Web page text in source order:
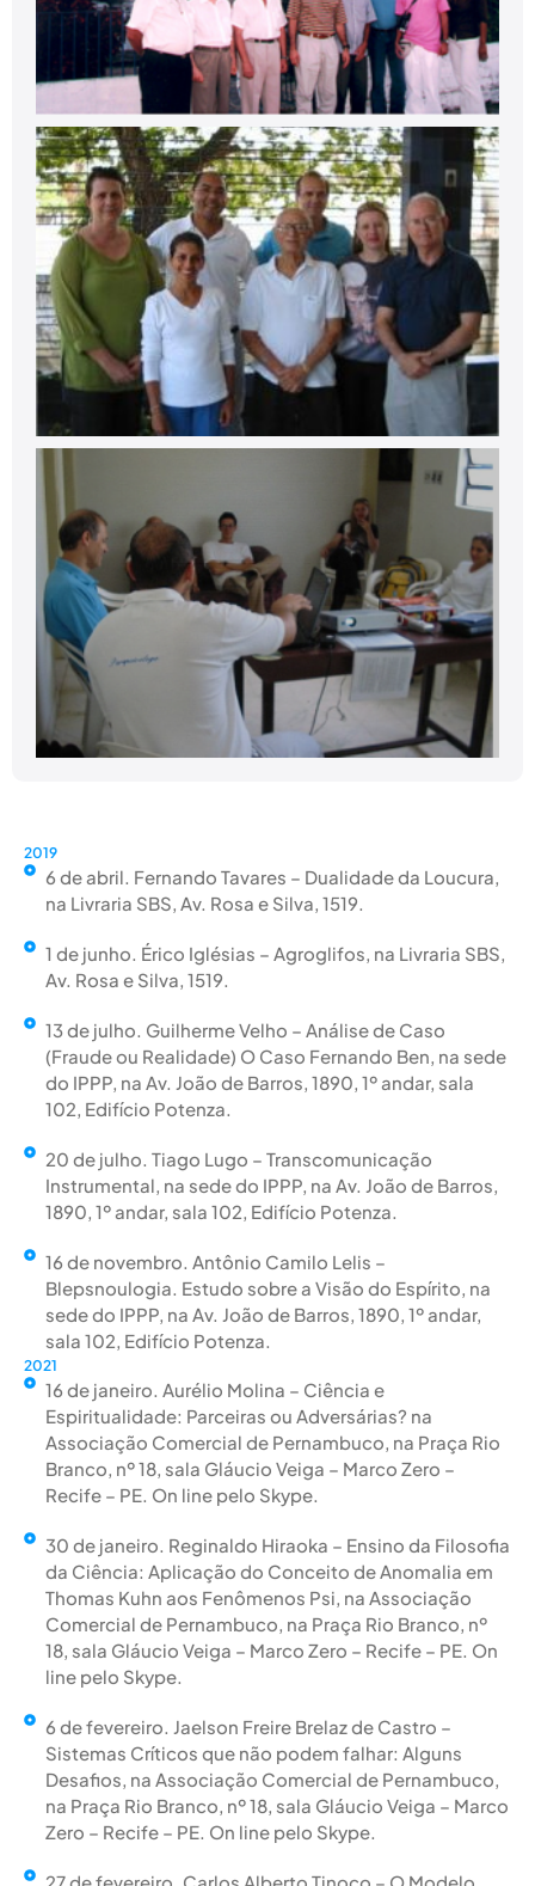
2019
6 de abril. Fernando Tavares – Dualidade da Loucura,
na Livraria SBS, Av. Rosa e Silva, 1519.
1 de junho. Érico Iglésias – Agroglifos, na Livraria SBS,
Av. Rosa e Silva, 1519.
13 de julho. Guilherme Velho – Análise de Caso
(Fraude ou Realidade) O Caso Fernando Ben, na sede
do IPPP, na Av. João de Barros, 1890, 1º andar, sala
102, Edifício Potenza.
20 de julho. Tiago Lugo – Transcomunicação
Instrumental, na sede do IPPP, na Av. João de Barros,
1890, 1º andar, sala 102, Edifício Potenza.
16 de novembro. Antônio Camilo Lelis –
Blepsnoulogia. Estudo sobre a Visão do Espírito, na
sede do IPPP, na Av. João de Barros, 1890, 1º andar,
sala 102, Edifício Potenza.
2021
16 de janeiro. Aurélio Molina – Ciência e
Espiritualidade: Parceiras ou Adversárias? na
Associação Comercial de Pernambuco, na Praça Rio
Branco, nº 18, sala Gláucio Veiga – Marco Zero –
Recife – PE. On line pelo Skype.
30 de janeiro. Reginaldo Hiraoka – Ensino da Filosofia
da Ciência: Aplicação do Conceito de Anomalia em
Thomas Kuhn aos Fenômenos Psi, na Associação
Comercial de Pernambuco, na Praça Rio Branco, nº
18, sala Gláucio Veiga – Marco Zero – Recife – PE. On
line pelo Skype.
6 de fevereiro. Jaelson Freire Brelaz de Castro –
Sistemas Críticos que não podem falhar: Alguns
Desafios, na Associação Comercial de Pernambuco,
na Praça Rio Branco, nº 18, sala Gláucio Veiga – Marco
Zero – Recife – PE. On line pelo Skype.
27 de fevereiro. Carlos Alberto Tinoco – O Modelo